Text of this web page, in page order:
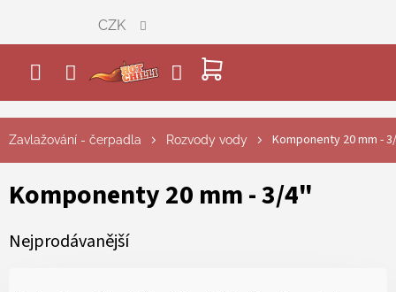
obsah
NÁKUPNÍ
KOŠÍK
CZK
Zavlažování - čerpadla Rozvody vody Komponenty 20 mm -
Komponenty 20 mm - 3/4"
Nejprodávanější